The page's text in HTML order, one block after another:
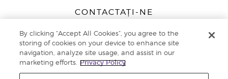
CONTACTAȚI-NE
Peizerweg 97
9727 AJ Groningen
Netherlands
Înscriere Brand Partners0800 890113
By clicking “Accept All Cookies”, you agree to the
storing of cookies on your device to enhance site
navigation, analyze site usage, and assist in our
marketing efforts.
Privacy Policy